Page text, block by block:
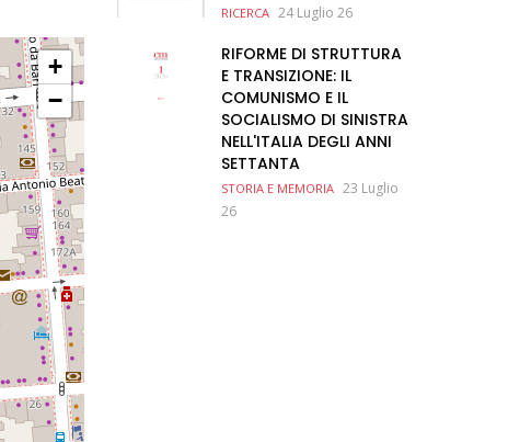
+
−
RICERCA 24 Luglio 26
RIFORME DI STRUTTURA
E TRANSIZIONE: IL
COMUNISMO E IL
SOCIALISMO DI SINISTRA
NELL'ITALIA DEGLI ANNI
SETTANTA
STORIA E MEMORIA 23 Luglio
26